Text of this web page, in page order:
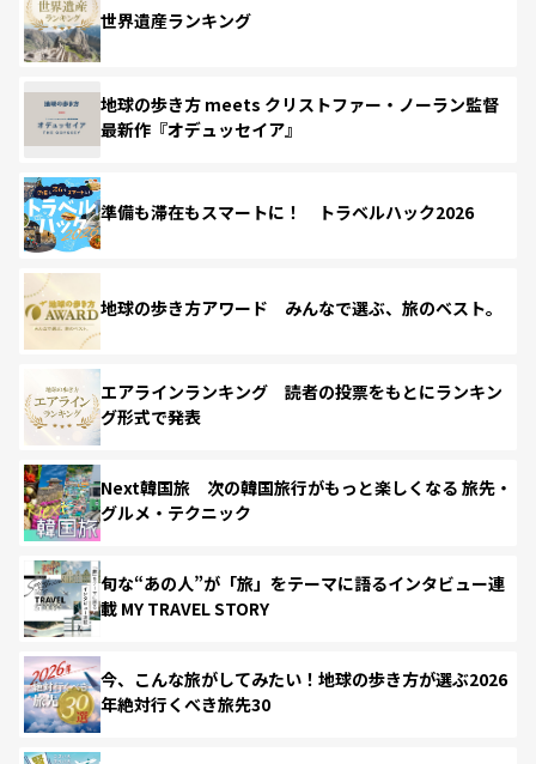
世界遺産ランキング
地球の歩き方 meets クリストファー・ノーラン監督
最新作『オデュッセイア』
準備も滞在もスマートに！ トラベルハック2026
地球の歩き方アワード みんなで選ぶ、旅のベスト。
エアラインランキング 読者の投票をもとにランキン
グ形式で発表
Next韓国旅 次の韓国旅行がもっと楽しくなる 旅先・
グルメ・テクニック
旬な“あの人”が「旅」をテーマに語るインタビュー連
載 MY TRAVEL STORY
今、こんな旅がしてみたい！地球の歩き方が選ぶ2026
年絶対行くべき旅先30